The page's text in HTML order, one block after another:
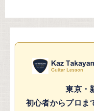
東京・
初心者からプロま